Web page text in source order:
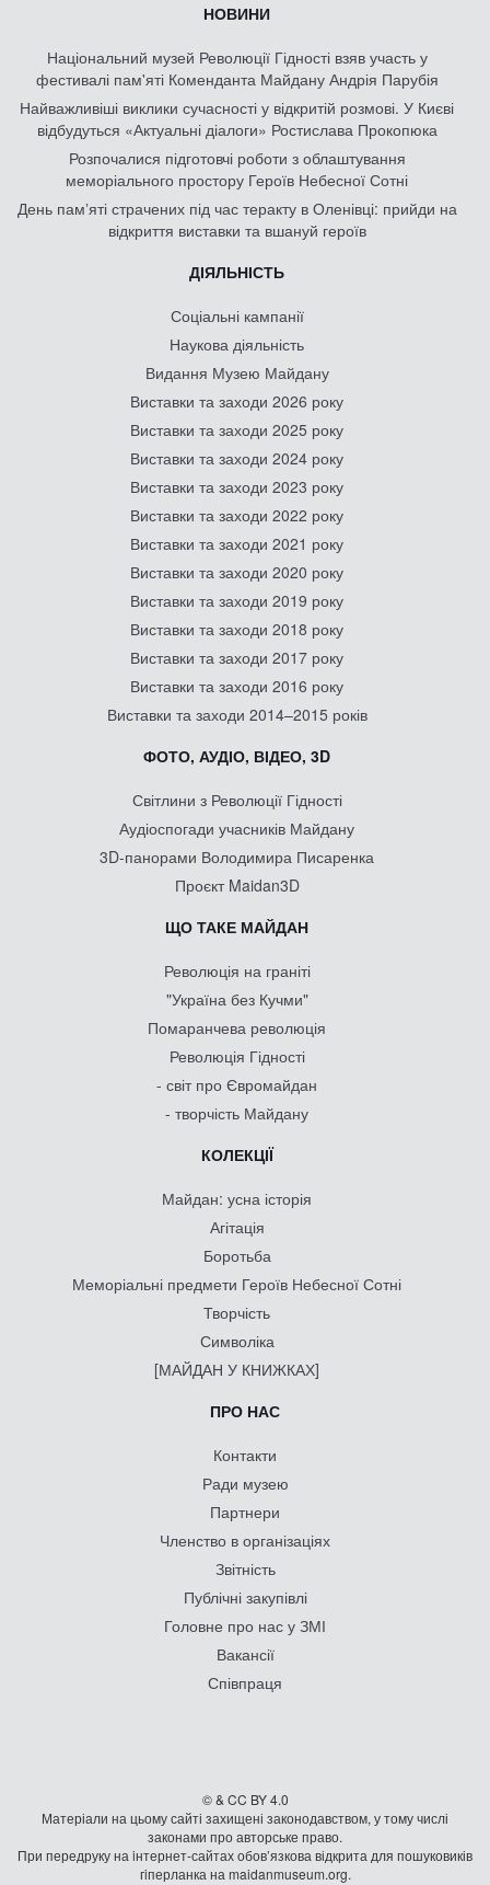
НОВИНИ
Національний музей Революції Гідності взяв участь у
фестивалі пам'яті Коменданта Майдану Андрія Парубія
Найважливіші виклики сучасності у відкритій розмові. У Києві
відбудуться «Актуальні діалоги» Ростислава Прокопюка
Розпочалися підготовчі роботи з облаштування
меморіального простору Героїв Небесної Сотні
День памʼяті страчених під час теракту в Оленівці: прийди на
відкриття виставки та вшануй героїв
ДІЯЛЬНІСТЬ
Соціальні кампанії
Наукова діяльність
Видання Музею Майдану
Виставки та заходи 2026 року
Виставки та заходи 2025 року
Виставки та заходи 2024 року
Виставки та заходи 2023 року
Виставки та заходи 2022 року
Виставки та заходи 2021 року
Виставки та заходи 2020 року
Виставки та заходи 2019 року
Виставки та заходи 2018 року
Виставки та заходи 2017 року
Виставки та заходи 2016 року
Виставки та заходи 2014–2015 років
ФОТО, АУДІО, ВІДЕО, 3D
Світлини з Революції Гідності
Аудіоспогади учасників Майдану
3D-панорами Володимира Писаренка
Проєкт Maidan3D
ЩО ТАКЕ МАЙДАН
Революція на граніті
"Україна без Кучми"
Помаранчева революція
Революція Гідності
- світ про Євромайдан
- творчість Майдану
КОЛЕКЦІЇ
Майдан: усна історія
Агітація
Боротьба
Меморіальні предмети Героїв Небесної Сотні
Творчість
Символіка
[МАЙДАН У КНИЖКАХ]
ПРО НАС
Контакти
Ради музею
Партнери
Членство в організаціях
Звітність
Публічні закупівлі
Головне про нас у ЗМІ
Вакансії
Співпраця
© & CC BY 4.0
Матеріали на цьому сайті захищені законодавством, у тому числі
законами про авторське право.
При передруку на iнтернет-сайтах обов’язкова відкрита для пошуковиків
гiперланка на maidanmuseum.org.